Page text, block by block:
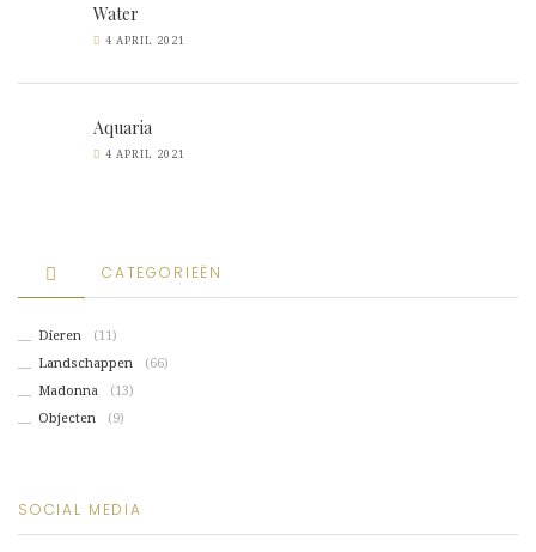
Water
4 APRIL 2021
Aquaria
4 APRIL 2021
CATEGORIEËN
Dieren
(11)
Landschappen
(66)
Madonna
(13)
Objecten
(9)
SOCIAL MEDIA